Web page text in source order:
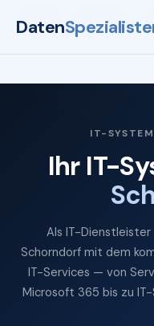
Daten
IT-
Ihr IT-
Als IT-Dienstleister
Schorndorf mit dem
IT-Services — von
Microsoft 365 bis zu IT-